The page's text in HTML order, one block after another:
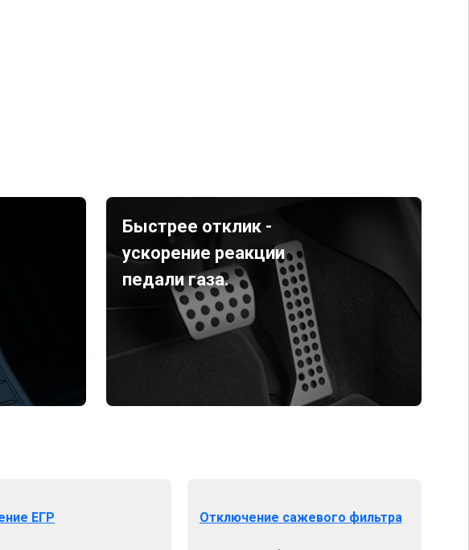
Быстрее отклик -
ускорение реакции
педали газа.
ЕГР Отключение сажевого фильтра